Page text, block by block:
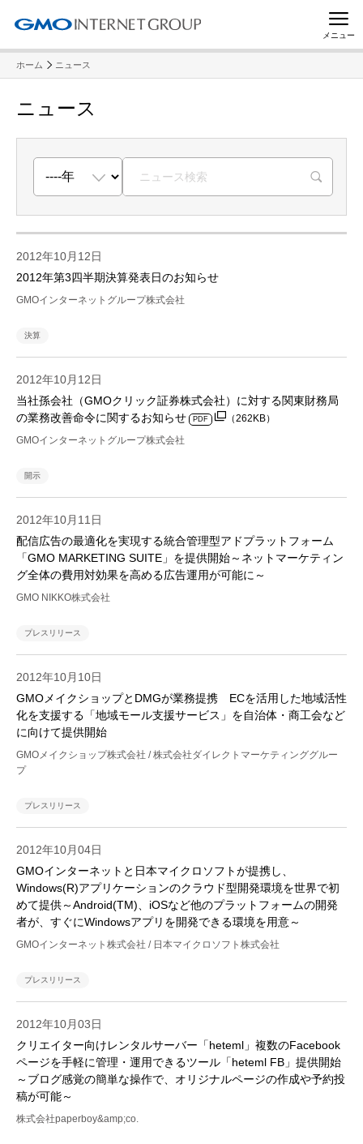
メニュー
ホーム ニュース
ニュース
2012年10月12日
2012年第3四半期決算発表日のお知らせ
GMOインターネットグループ株式会社
決算
2012年10月12日
当社孫会社（GMOクリック証券株式会社）に対する関東財務局
の業務改善命令に関するお知らせ
PDF
（262KB）
GMOインターネットグループ株式会社
開示
2012年10月11日
配信広告の最適化を実現する統合管理型アドプラットフォーム
「GMO MARKETING SUITE」を提供開始～ネットマーケティン
グ全体の費用対効果を高める広告運用が可能に～
GMO NIKKO株式会社
プレスリリース
2012年10月10日
GMOメイクショップとDMGが業務提携 ECを活用した地域活性
化を支援する「地域モール支援サービス」を自治体・商工会など
に向けて提供開始
GMOメイクショップ株式会社 / 株式会社ダイレクトマーケティンググルー
プ
プレスリリース
2012年10月04日
GMOインターネットと日本マイクロソフトが提携し、
Windows(R)アプリケーションのクラウド型開発環境を世界で初
めて提供～Android(TM)、iOSなど他のプラットフォームの開発
者が、すぐにWindowsアプリを開発できる環境を用意～
GMOインターネット株式会社 / 日本マイクロソフト株式会社
プレスリリース
2012年10月03日
クリエイター向けレンタルサーバー「heteml」複数のFacebook
ページを手軽に管理・運用できるツール「heteml FB」提供開始
～ブログ感覚の簡単な操作で、オリジナルページの作成や予約投
稿が可能～
株式会社paperboy&amp;co.